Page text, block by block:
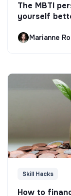
The MBTI
yourself
Marianne
Skill Hacks
How to